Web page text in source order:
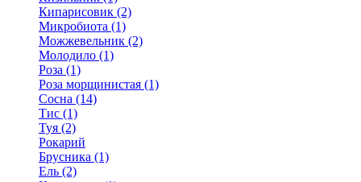
Кипарисовик (2)
Микробиота (1)
Можжевельник (2)
Молодило (1)
Роза (1)
Роза морщинистая (1)
Сосна (14)
Тис (1)
Туя (2)
Рокарий
Брусника (1)
Ель (2)